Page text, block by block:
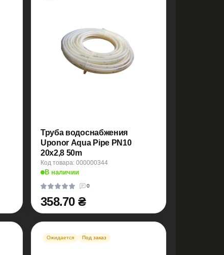
Труба водоснабжения
Uponor Aqua Pipe PN10
20x2,8 50m
Код товара: 000000344
В наличии
0
358.70 ₴
Ожидается Под заказ